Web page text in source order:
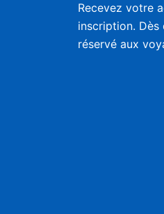
Recevez votre
inscription.
réservé aux